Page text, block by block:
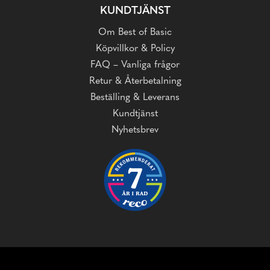
KUNDTJÄNST
Om Best of Basic
Köpvillkor & Policy
FAQ – Vanliga frågor
Retur & Återbetalning
Beställing & Leverans
Kundtjänst
Nyhetsbrev